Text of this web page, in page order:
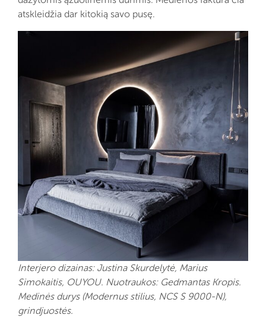
atskleidžia dar kitokią savo pusę.
Interjero dizainas: Justina Skurdelytė, Marius
Simokaitis, OUYOU. Nuotraukos: Gedmantas Kropis.
Medinės durys (Modernus stilius, NCS S 9000-N),
grindjuostės.